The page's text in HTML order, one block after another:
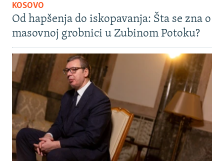
KOSOVO
Od hapšenja do iskopavanja: Šta se zna o
masovnoj grobnici u Zubinom Potoku?